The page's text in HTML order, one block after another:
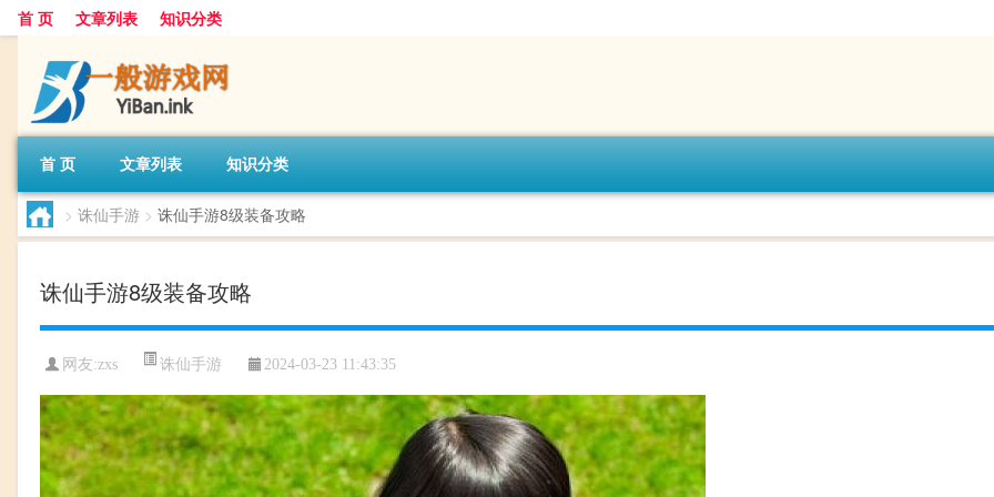
首 页 文章列表 知识分类
首 页 文章列表 知识分类
> 诛仙手游 > 诛仙手游8级装备攻略
诛仙手游8级装备攻略
网友:zxs 诛仙手游 2024-03-23 11:43:35